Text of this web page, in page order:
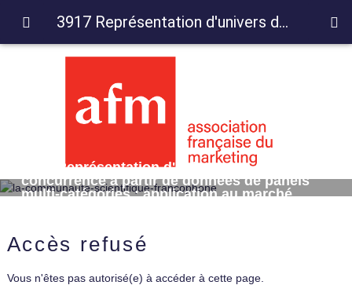
3917 Représentation d'univers de
concurrence à partir de données de panels
multi-catégories : application au marché
Accès refusé
Vous n'êtes pas autorisé(e) à accéder à cette page.
3917 Représentation d'univers de concurrence à partir de données de panels multi-catégories : application au marché français des boissons